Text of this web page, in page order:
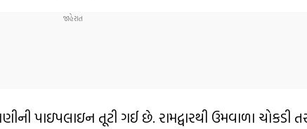
પાઇપલાઇન તૂટી ગઈ છે. રામદ્વારથી ઉમવાળા ચોકડી